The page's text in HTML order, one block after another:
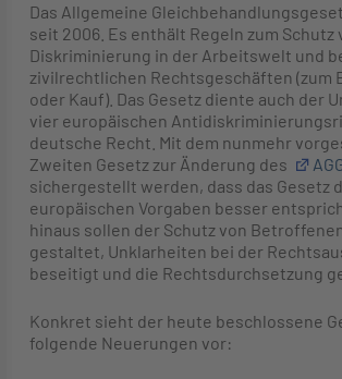
Das Allgemeine
seit 2006. Es enthält Regeln zum Schutz
Diskriminierung in der Arbeitswelt und
zivilrechtlichen Rechtsgeschäften (zum
oder Kauf). Das Gesetz diente auch der
vier europäischen
deutsche Recht. Mit dem nunmehr
Zweiten Gesetz zur Änderung des
sichergestellt werden, dass das Gesetz
europäischen Vorgaben besser
hinaus sollen der Schutz von
gestaltet, Unklarheiten bei der
beseitigt und die Rechtsdurchsetzung
Konkret sieht der heute beschlossene
folgende Neuerungen vor: